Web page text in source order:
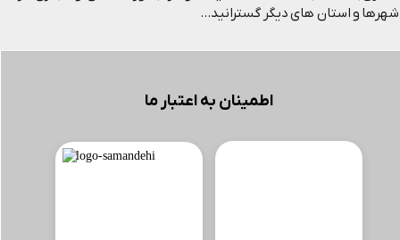
شهرها و استان های دیگر گسترانید...
اطمینان به اعتبار ما